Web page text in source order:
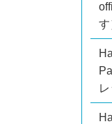
す
レ